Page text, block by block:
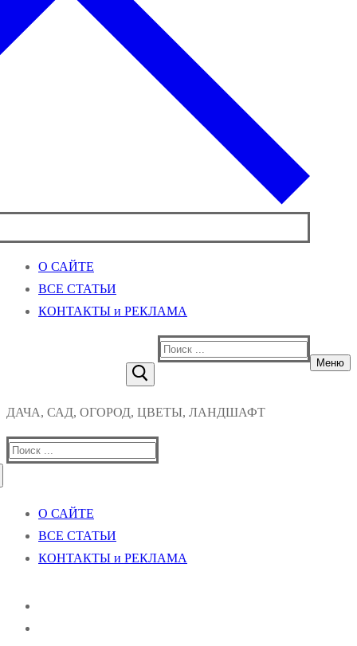
О САЙТЕ
ВСЕ СТАТЬИ
КОНТАКТЫ и РЕКЛАМА
Найти:
Меню
ДАЧА, САД, ОГОРОД, ЦВЕТЫ, ЛАНДШАФТ
Найти:
О САЙТЕ
ВСЕ СТАТЬИ
КОНТАКТЫ и РЕКЛАМА